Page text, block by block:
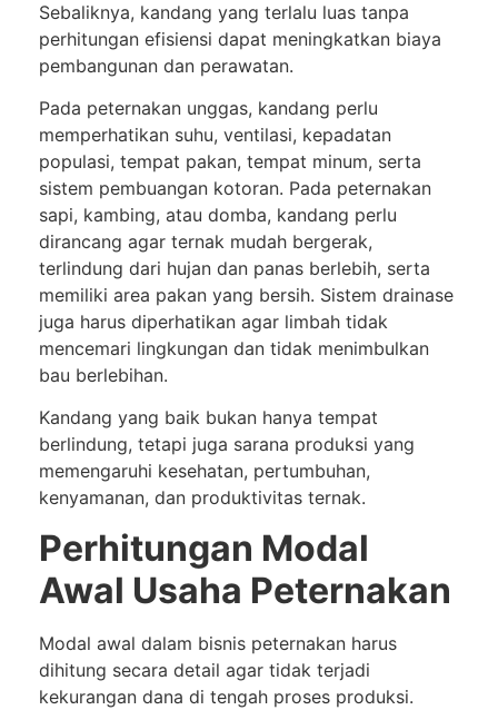
Sebaliknya, kandang yang terlalu luas tanpa
perhitungan efisiensi dapat meningkatkan biaya
pembangunan dan perawatan.
Pada peternakan unggas, kandang perlu
memperhatikan suhu, ventilasi, kepadatan
populasi, tempat pakan, tempat minum, serta
sistem pembuangan kotoran. Pada peternakan
sapi, kambing, atau domba, kandang perlu
dirancang agar ternak mudah bergerak,
terlindung dari hujan dan panas berlebih, serta
memiliki area pakan yang bersih. Sistem drainase
juga harus diperhatikan agar limbah tidak
mencemari lingkungan dan tidak menimbulkan
bau berlebihan.
Kandang yang baik bukan hanya tempat
berlindung, tetapi juga sarana produksi yang
memengaruhi kesehatan, pertumbuhan,
kenyamanan, dan produktivitas ternak.
Perhitungan Modal
Awal Usaha Peternakan
Modal awal dalam bisnis peternakan harus
dihitung secara detail agar tidak terjadi
kekurangan dana di tengah proses produksi.